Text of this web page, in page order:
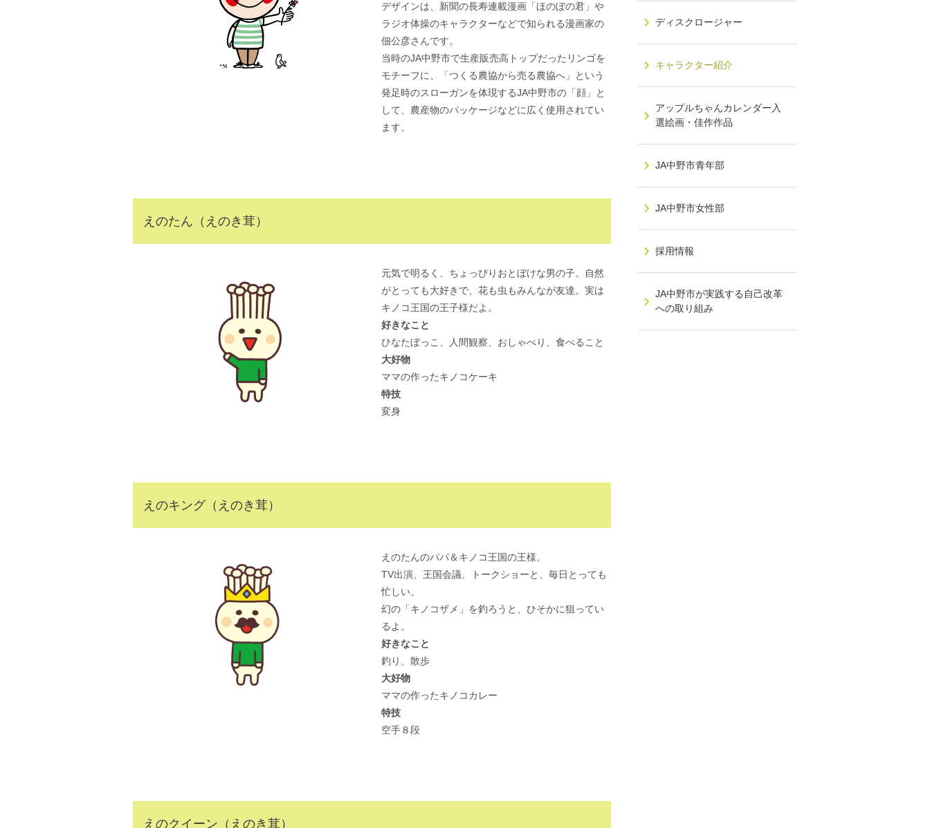
デザインは、新聞の長寿連載漫画「ほのぼの君」や
ラジオ体操のキャラクターなどで知られる漫画家の
佃公彦さんです。
当時のJA中野市で生産販売高トップだったリンゴを
モチーフに、「つくる農協から売る農協へ」という
発足時のスローガンを体現するJA中野市の「顔」と
して、農産物のパッケージなどに広く使用されてい
ます。
えのたん（えのき茸）
元気で明るく、ちょっぴりおとぼけな男の子。自然
がとっても大好きで、花も虫もみんなが友達。実は
キノコ王国の王子様だよ。
好きなこと
ひなたぼっこ、人間観察、おしゃべり、食べること
大好物
ママの作ったキノコケーキ
特技
変身
えのキング（えのき茸）
えのたんのパパ＆キノコ王国の王様。
TV出演、王国会議、トークショーと、毎日とっても
忙しい。
幻の「キノコザメ」を釣ろうと、ひそかに狙ってい
るよ。
好きなこと
釣り、散歩
大好物
ママの作ったキノコカレー
特技
空手８段
えのクイーン（えのき茸）
ディスクロージャー
キャラクター紹介
アップルちゃんカレンダー入
選絵画・佳作作品
JA中野市青年部
JA中野市女性部
採用情報
JA中野市が実践する自己改革
への取り組み